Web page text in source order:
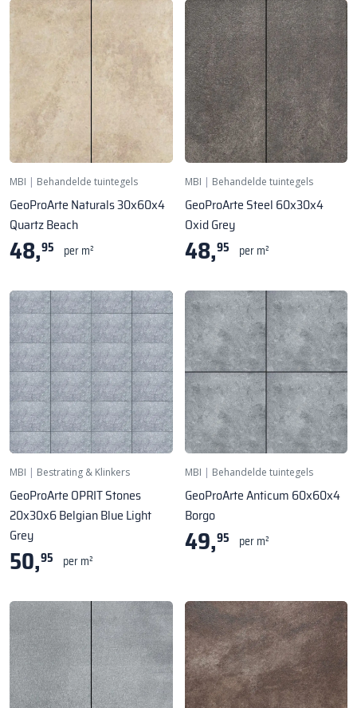
MBI | Behandelde tuintegels
GeoProArte Naturals 30x60x4
Quartz Beach
48,95 per m²
MBI | Behandelde tuintegels
GeoProArte Steel 60x30x4
Oxid Grey
48,95 per m²
MBI | Bestrating & Klinkers
GeoProArte OPRIT Stones
20x30x6 Belgian Blue Light
Grey
50,95 per m²
MBI | Behandelde tuintegels
GeoProArte Anticum 60x60x4
Borgo
49,95 per m²